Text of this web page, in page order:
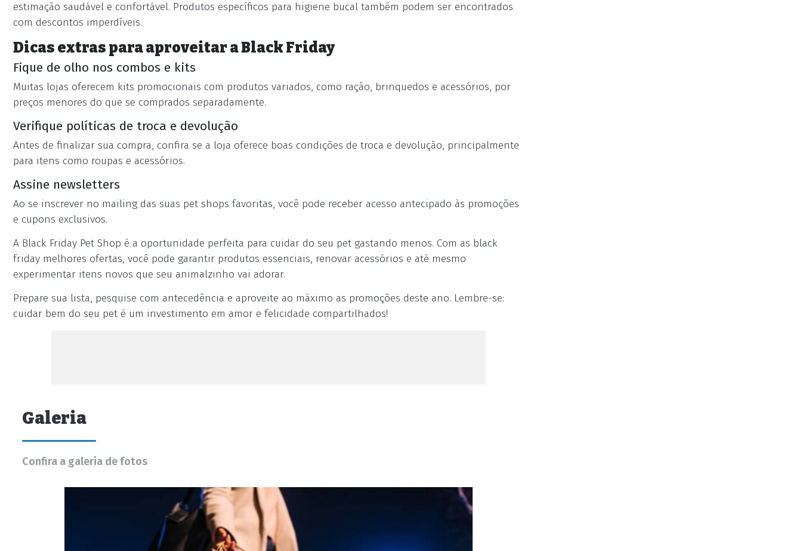
estimação saudável e confortável. Produtos específicos para higiene bucal também podem ser encontrados
com descontos imperdíveis.
Dicas extras para aproveitar a Black Friday
Fique de olho nos combos e kits
Muitas lojas oferecem kits promocionais com produtos variados, como ração, brinquedos e acessórios, por
preços menores do que se comprados separadamente.
Verifique políticas de troca e devolução
Antes de finalizar sua compra, confira se a loja oferece boas condições de troca e devolução, principalmente
para itens como roupas e acessórios.
Assine newsletters
Ao se inscrever no mailing das suas pet shops favoritas, você pode receber acesso antecipado às promoções
e cupons exclusivos.
A Black Friday Pet Shop é a oportunidade perfeita para cuidar do seu pet gastando menos. Com as black
friday melhores ofertas, você pode garantir produtos essenciais, renovar acessórios e até mesmo
experimentar itens novos que seu animalzinho vai adorar.
Prepare sua lista, pesquise com antecedência e aproveite ao máximo as promoções deste ano. Lembre-se:
cuidar bem do seu pet é um investimento em amor e felicidade compartilhados!
Galeria
Confira a galeria de fotos